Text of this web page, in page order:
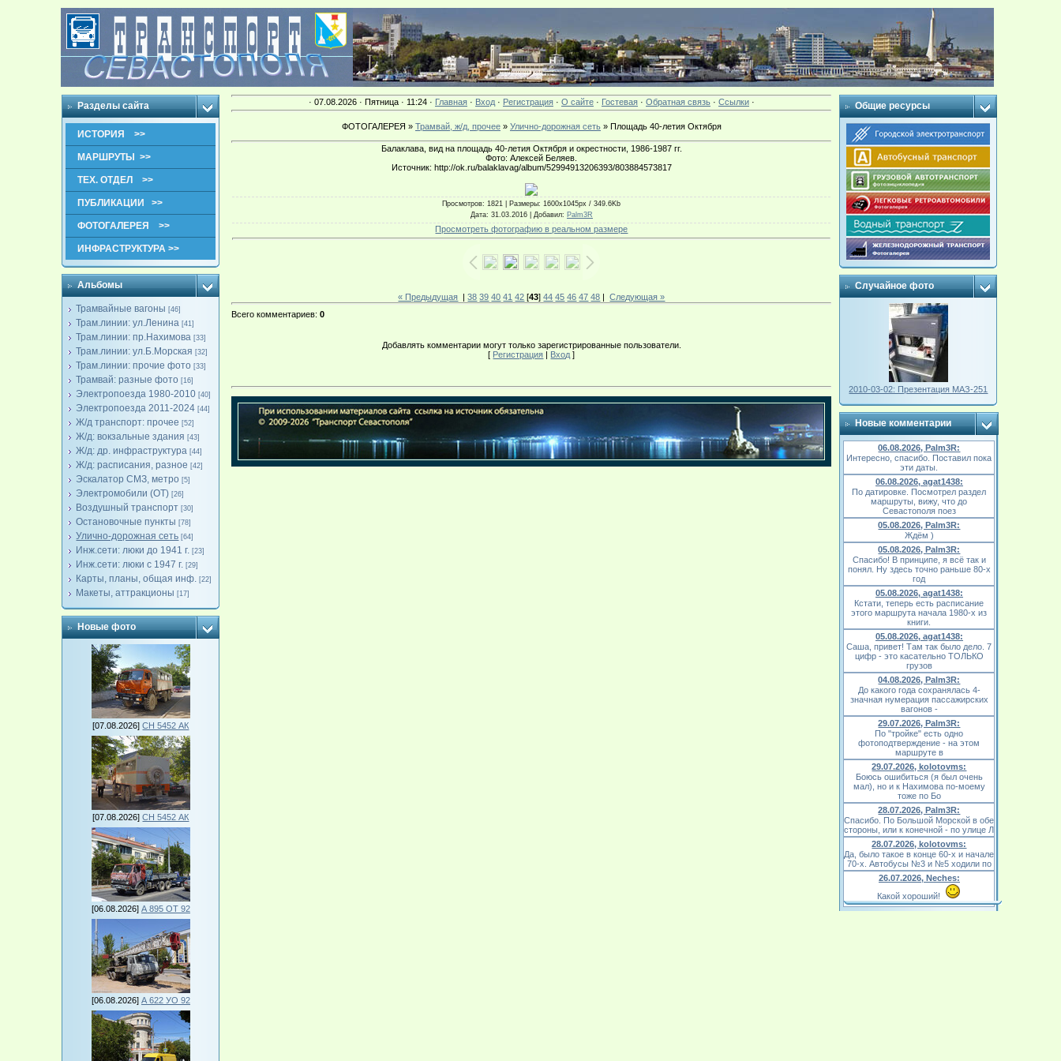
Разделы сайта
ИСТОРИЯ >>
МАРШРУТЫ >>
ТЕХ. ОТДЕЛ >>
ПУБЛИКАЦИИ >>
ФОТОГАЛЕРЕЯ >>
ИНФРАСТРУКТУРА >>
Альбомы
Трамвайные вагоны [46]
Трам.линии: ул.Ленина [41]
Трам.линии: пр.Нахимова [33]
Трам.линии: ул.Б.Морская [32]
Трам.линии: прочие фото [33]
Трамвай: разные фото [16]
Электропоезда 1980-2010 [40]
Электропоезда 2011-2024 [44]
Ж/д транспорт: прочее [52]
Ж/д: вокзальные здания [43]
Ж/д: др. инфраструктура [44]
Ж/д: расписания, разное [42]
Эскалатор СМЗ, метро [5]
Электромобили (ОТ) [26]
Воздушный транспорт [30]
Остановочные пункты [78]
Улично-дорожная сеть [64]
Инж.сети: люки до 1941 г. [23]
Инж.сети: люки с 1947 г. [29]
Карты, планы, общая инф. [22]
Макеты, аттракционы [17]
Новые фото
[07.08.2026]СН 5452 АК
[07.08.2026]СН 5452 АК
[06.08.2026] А 895 ОТ 92
[06.08.2026] А 622 УО 92
· 07.08.2026 · Пятница · 11:24 · Главная· Вход· Регистрация· О сайте· Гостевая· Обратная связь· Ссылки·
ФОТОГАЛЕРЕЯ » Трамвай, ж/д, прочее» Улично-дорожная сеть» Площадь 40-летия Октября
Балаклава, вид на площадь 40-летия Октября и окрестности, 1986-1987 гг.
Фото: Алексей Беляев.
Источник: http://ok.ru/balaklavag/album/52994913206393/803884573817
Просмотров: 1821 | Размеры: 1600x1045px / 349.6Kb
Дата: 31.03.2016 | Добавил: Palm3R
Просмотреть фотографию в реальном размере
« Предыдущая |38 39 40 41 42 [43]44 45 46 47 48 |Следующая »
Всего комментариев:0
Добавлять комментарии могут только зарегистрированные пользователи.
[ Регистрация | Вход ]
Общие ресурсы
Случайное фото
2010-03-02: Презентация МАЗ-251
Новые комментарии
06.08.2026, Palm3R:
Интересно, спасибо. Поставил пока
эти даты.
06.08.2026, agat1438:
По датировке. Посмотрел раздел
маршруты, вижу, что до
Севастополя поез
05.08.2026, Palm3R:
Ждём )
05.08.2026, Palm3R:
Спасибо! В принципе, я всё так и
понял. Ну здесь точно раньше 80-х
год
05.08.2026, agat1438:
Кстати, теперь есть расписание
этого маршрута начала 1980-х из
книги.
05.08.2026, agat1438:
Саша, привет! Там так было дело. 7
цифр - это касательно ТОЛЬКО
грузов
04.08.2026, Palm3R:
До какого года сохранялась 4-
значная нумерация пассажирских
вагонов -
29.07.2026, Palm3R:
По "тройке" есть одно
фотоподтверждение - на этом
маршруте в
29.07.2026, kolotovms:
Боюсь ошибиться (я был очень
мал), но и к Нахимова по-моему
тоже по Бо
28.07.2026, Palm3R:
Спасибо. По Большой Морской в обе
стороны, или к конечной - по улице Л
28.07.2026, kolotovms:
Да, было такое в конце 60-х и начале
70-х. Автобусы №3 и №5 ходили по
26.07.2026, Neches:
Какой хороший!